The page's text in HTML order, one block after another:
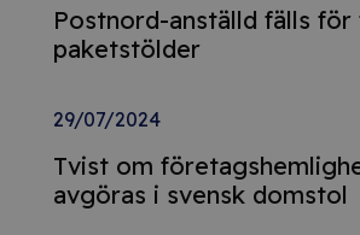
Postnord-anställd fälls för
paketstölder
29/07/2024
Tvist om
avgöras i svensk domstol